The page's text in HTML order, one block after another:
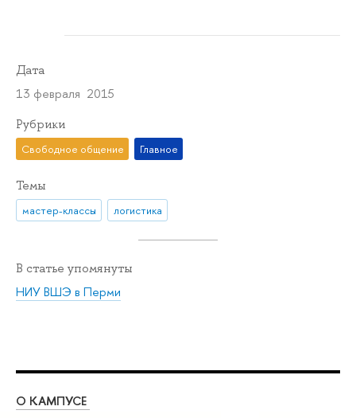
Дата
13 февраля 2015
Рубрики
Свободное общение Главное
Темы
мастер-классы логистика
В статье упомянуты
НИУ ВШЭ в Перми
О КАМПУСЕ